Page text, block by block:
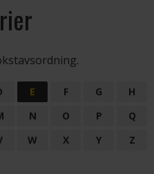
E F G
H
N O P
Q
W X Y
Z